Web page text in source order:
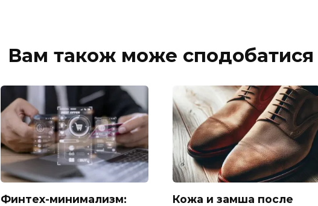
Вам також може сподобатися
Финтех-минимализм:
Кожа и замша после